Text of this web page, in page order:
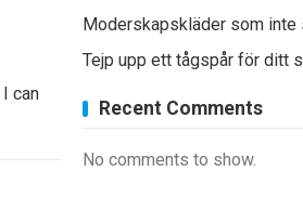
can
Moderskapskläder som inte
Tejp upp ett tågspår för ditt
Recent Comments
No comments to show.